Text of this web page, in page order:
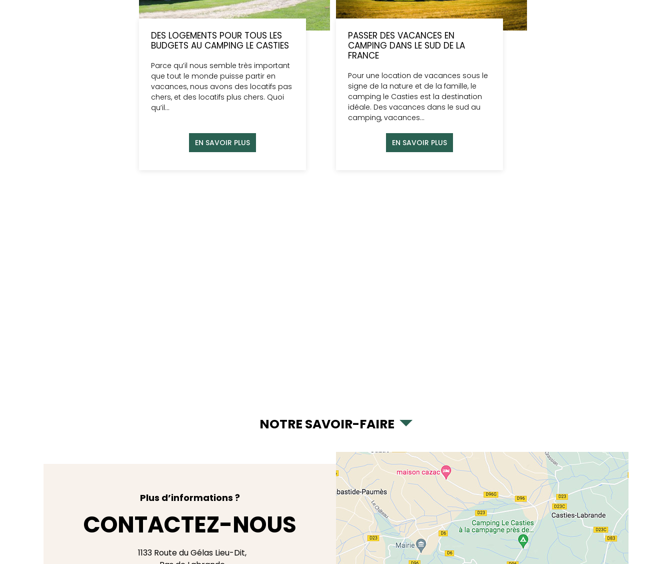
DES LOGEMENTS POUR TOUS LES
BUDGETS AU CAMPING LE CASTIES
Parce qu’il nous semble très important
que tout le monde puisse partir en
vacances, nous avons des locatifs pas
chers, et des locatifs plus chers. Quoi
qu’il…
EN SAVOIR PLUS
PASSER DES VACANCES EN
CAMPING DANS LE SUD DE LA
FRANCE
Pour une location de vacances sous le
signe de la nature et de la famille, le
camping le Casties est la destination
idéale. Des vacances dans le sud au
camping, vacances…
EN SAVOIR PLUS
NOTRE SAVOIR-FAIRE
Plus d’informations ?
CONTACTEZ-NOUS
1133 Route du Gélas Lieu-Dit,